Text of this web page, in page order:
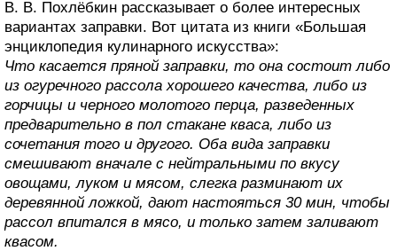
В. В. Похлёбкин рассказывает о более интересных
вариантах заправки. Вот цитата из книги «Большая
энциклопедия кулинарного искусства»:
Что касается пряной заправки, то она состоит либо
из огуречного рассола хорошего качества, либо из
горчицы и черного молотого перца, разведенных
предварительно в пол стакане кваса, либо из
сочетания того и другого. Оба вида заправки
смешивают вначале с нейтральными по вкусу
овощами, луком и мясом, слегка разминают их
деревянной ложкой, дают настояться 30 мин, чтобы
рассол впитался в мясо, и только затем заливают
квасом.